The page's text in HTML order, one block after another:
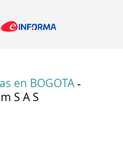
en BOGOTA -
S A S